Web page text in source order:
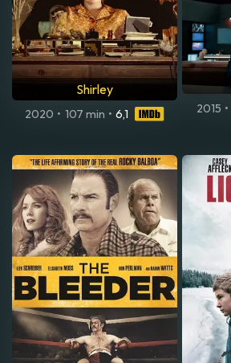
Shirley
2020 • 107 min • 6,1 2015 •